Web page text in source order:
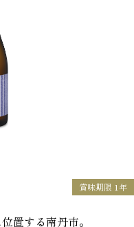
賞味期限 1年
置する南丹市。